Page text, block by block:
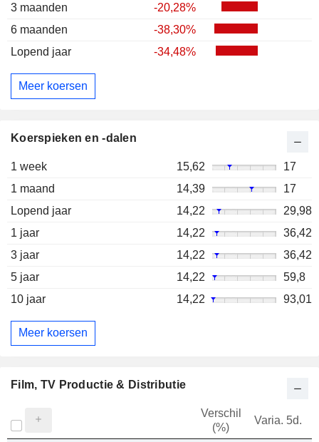
3 maanden
-20,28%
6 maanden
-38,30%
Lopend jaar
-34,48%
Meer koersen
Koerspieken en -dalen
1 week 15,62
17
1 maand
14,39
17
Lopend jaar
14,22
29,98
1 jaar
14,22
36,42
3 jaar
14,22
36,42
5 jaar
14,22
59,8
10 jaar
14,22 93,01
Meer koersen
Film, TV Productie & Distributie
Verschil
(%)
Varia. 5d.